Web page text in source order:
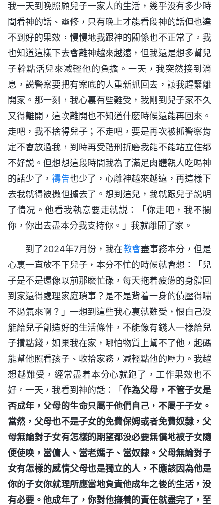
我一天到晚照顧兒子一家人的生活，幾乎没有多少時
間看神的話、靈修，只有晚上才能看段神的話但也達
不到好的果效，慢慢地我跟神的關係也不正常了。我
也知道這樣下去會離神越來越遠，但我還是想多幫兒
子幹點活兒來减輕他的負擔。一天，我突然接到消
息，説警察要把有案底的人重新抓回去，讓我趕緊離
開家。那一刻，我心裏有些難受，我剛到兒子家不久
又得離開，這次離開也不知道什麽時候還能再回來。
走吧，我不捨得兒子；不走吧，要是再次被抓警察肯
定不會放過我，到時再受酷刑折磨我能不能站立住都
不好説。但想想這段時間我為了滿足肉體親人吃喝神
的話少了，禱告也少了，心離神越來越遠，再這樣下
去我就得被撒但擄去了。想到這兒，我就跟兒子説明
了情况。他看我執意要走就説：「你走吧，我不攔
你，你出去盡本分我支持你。」我就離開了家。
到了2024年7月份，我在教會盡事務本分，但是
心裏一直放不下兒子，本分不忙的時候就會想：「兒
子是不是還像以前那麽忙碌，每天拖着疲憊的身體回
到家還得處理家庭瑣事？是不是背着一身的債壓得喘
不過氣來啊？」一想到這些我心裏就難受，恨自己没
能給兒子創造好的生活條件，不能像有錢人一樣給兒
子攢點錢，如果我在家，哪怕物質上幫不了他，起碼
能幫他照看孩子、收拾家務，减輕點他的壓力。我越
想越難受，經常盡着本分心就跑了，工作果效也不
好。一天，我看到神的話：「作為父母，不管子女是
否成年，父母的生命只屬于他們自己，不屬于子女。
當然，父母也不是子女的免費保姆或者免費奴隸，父
母無論對子女有怎樣的期望都没必要無償地被子女隨
便使唤，當傭人、當老媽子、當奴隸。父母無論對子
女有怎樣的感情父母也是獨立的人，不應該因為他是
你的子女你就理所應當地負責他成年之後的生活，没
有必要。他成年了，你對他撫養的責任就盡完了，至